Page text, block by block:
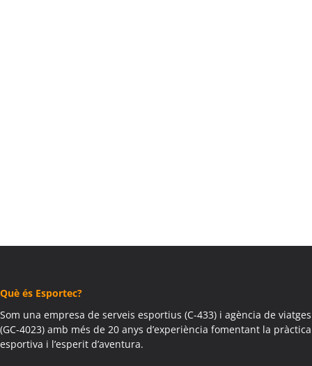
Què és Esportec?
Som una empresa de serveis esportius (C-433) i agència de viatges
(GC-4023) amb més de 20 anys d’experiència fomentant la pràctica
esportiva i l’esperit d’aventura.